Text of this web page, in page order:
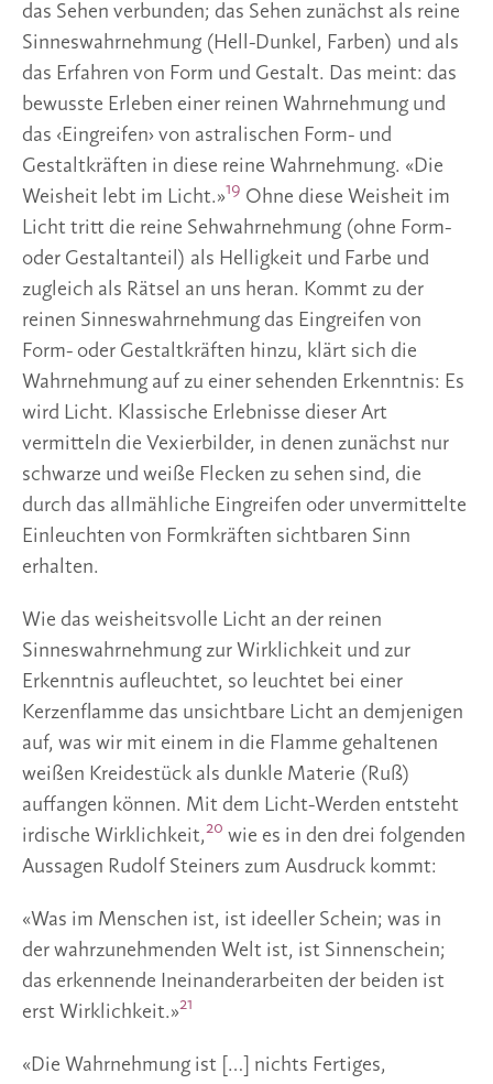
das Sehen verbunden; das Sehen zunächst als reine
Sinneswahrnehmung (Hell-Dunkel, Farben) und als
das Erfahren von Form und Gestalt. Das meint: das
bewusste Erleben einer reinen Wahrnehmung und
das ‹Eingreifen› von astralischen Form- und
Gestaltkräften in diese reine Wahrnehmung. «Die
Weisheit lebt im Licht.»19 Ohne diese Weisheit im
Licht tritt die reine Sehwahrnehmung (ohne Form-
oder Gestaltanteil) als Helligkeit und Farbe und
zugleich als Rätsel an uns heran. Kommt zu der
reinen Sinneswahrnehmung das Eingreifen von
Form- oder Gestaltkräften hinzu, klärt sich die
Wahrnehmung auf zu einer sehenden Erkenntnis: Es
wird Licht. Klassische Erlebnisse dieser Art
vermitteln die Vexierbilder, in denen zunächst nur
schwarze und weiße Flecken zu sehen sind, die
durch das allmähliche Eingreifen oder unvermittelte
Einleuchten von Formkräften sichtbaren Sinn
erhalten.
Wie das weisheitsvolle Licht an der reinen
Sinneswahrnehmung zur Wirklichkeit und zur
Erkenntnis aufleuchtet, so leuchtet bei einer
Kerzenflamme das unsichtbare Licht an demjenigen
auf, was wir mit einem in die Flamme gehaltenen
weißen Kreidestück als dunkle Materie (Ruß)
auffangen können. Mit dem Licht-Werden entsteht
irdische Wirklichkeit,20 wie es in den drei folgenden
Aussagen Rudolf Steiners zum Ausdruck kommt:
«Was im Menschen ist, ist ideeller Schein; was in
der wahrzunehmenden Welt ist, ist Sinnenschein;
das erkennende Ineinanderarbeiten der beiden ist
erst Wirklichkeit.»21
«Die Wahrnehmung ist […] nichts Fertiges,